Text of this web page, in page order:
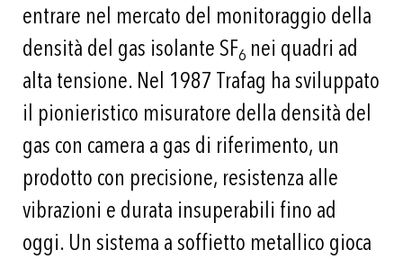
entrare nel mercato del monitoraggio della
densità del gas isolante SF6 nei quadri ad
alta tensione. Nel 1987 Trafag ha sviluppato
il pionieristico misuratore della densità del
gas con camera a gas di riferimento, un
prodotto con precisione, resistenza alle
vibrazioni e durata insuperabili fino ad
oggi. Un sistema a soffietto metallico gioca